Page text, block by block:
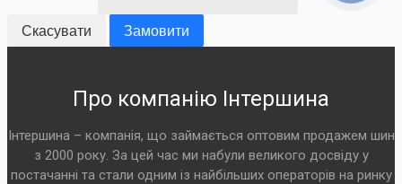
Скасувати Замовити
Про компанію Інтершина
Інтершина – компанія, що займається оптовим продажем шин
з 2000 року. За цей час ми набули великого досвіду у
постачанні та стали одним із найбільших операторів на ринку